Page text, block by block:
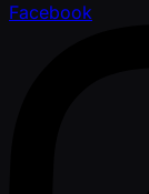
Facebook